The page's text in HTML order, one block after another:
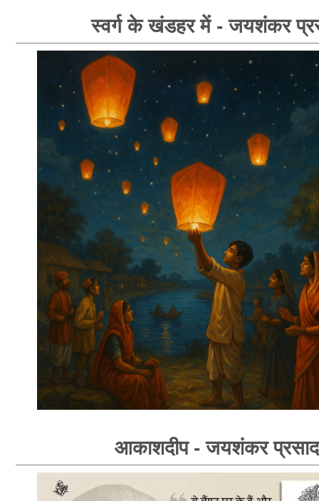
स्वर्ग के खंडहर में - जयशंकर
आकाशदीप - जयशंकर प्रसाद